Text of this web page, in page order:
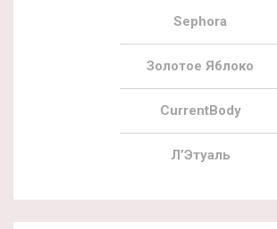
Sephora
Золотое Яблоко
CurrentBody
Л’Этуаль